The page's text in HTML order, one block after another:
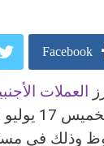
Facebook
Google+
Pinterest
العملات
وذلك في